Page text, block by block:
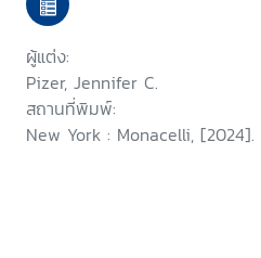
ผู้แต่ง:
Pizer, Jennifer C.
สถานที่พิมพ์:
New York : Monacelli, [2024].